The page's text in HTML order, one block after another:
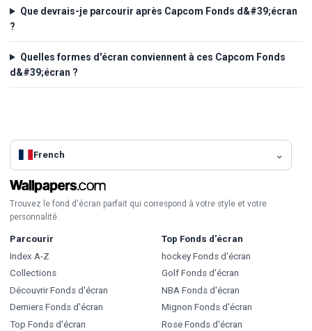
Que devrais-je parcourir après Capcom Fonds d&#39;écran
?
Quelles formes d'écran conviennent à ces Capcom Fonds
d&#39;écran ?
French
Trouvez le fond d'écran parfait qui correspond à votre style et votre
personnalité.
Parcourir
Index A-Z
Collections
Découvrir Fonds d'écran
Derniers Fonds d'écran
Top Fonds d'écran
Top Fonds d'écran
hockey Fonds d'écran
Golf Fonds d'écran
NBA Fonds d'écran
Mignon Fonds d'écran
Rose Fonds d'écran